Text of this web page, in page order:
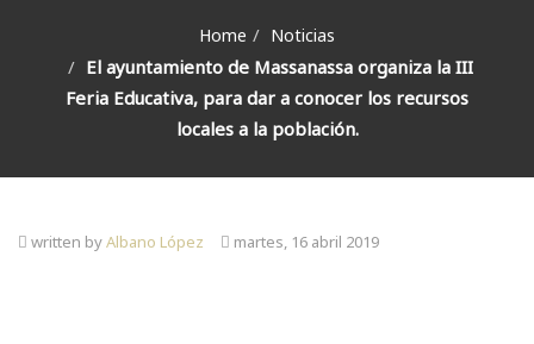
Home Noticias
El ayuntamiento de Massanassa organiza la III
Feria Educativa, para dar a conocer los recursos
locales a la población.
written byAlbano López martes, 16 abril 2019